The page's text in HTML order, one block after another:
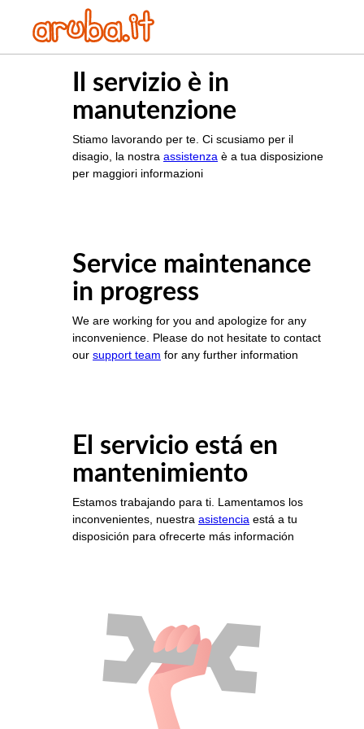
Il servizio è in
manutenzione
Stiamo lavorando per te. Ci scusiamo per il
disagio, la nostra assistenza è a tua disposizione
per maggiori informazioni
Service maintenance
in progress
We are working for you and apologize for any
inconvenience. Please do not hesitate to contact
our support team for any further information
El servicio está en
mantenimiento
Estamos trabajando para ti. Lamentamos los
inconvenientes, nuestra asistencia está a tu
disposición para ofrecerte más información